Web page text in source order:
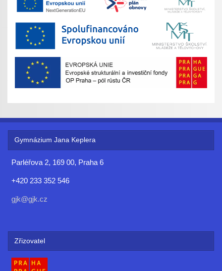
Gymnázium Jana Keplera
Parléřova 2, 169 00, Praha 6
+420 233 352 546
gjk@gjk.cz
Zřizovatel